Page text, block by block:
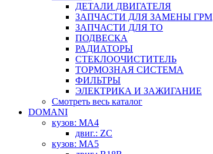
ДЕТАЛИ ДВИГАТЕЛЯ
ЗАПЧАСТИ ДЛЯ ЗАМЕНЫ ГРМ
ЗАПЧАСТИ ДЛЯ ТО
ПОДВЕСКА
РАДИАТОРЫ
СТЕКЛООЧИСТИТЕЛЬ
ТОРМОЗНАЯ СИСТЕМА
ФИЛЬТРЫ
ЭЛЕКТРИКА И ЗАЖИГАНИЕ
Смотреть весь каталог
DOMANI
кузов: MA4
двиг.: ZC
кузов: MA5